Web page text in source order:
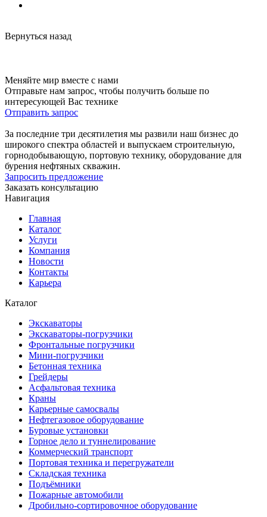
Вернуться назад
Меняйте мир вместе с нами
Отправьте нам запрос, чтобы получить больше по
интересующей Вас технике
Отправить запрос
За последние три десятилетия мы развили наш бизнес до
широкого спектра областей и выпускаем строительную,
горнодобывающую, портовую технику, оборудование для
бурения нефтяных скважин.
Запросить предложение
Заказать консультацию
Навигация
Главная
Каталог
Услуги
Компания
Новости
Контакты
Карьера
Каталог
Экскаваторы
Экскаваторы-погрузчики
Фронтальные погрузчики
Мини-погрузчики
Бетонная техника
Грейдеры
Асфальтовая техника
Краны
Карьерные самосвалы
Нефтегазовое оборудование
Буровые установки
Горное дело и туннелирование
Коммерческий транспорт
Портовая техника и перегружатели
Складская техника
Подъёмники
Пожарные автомобили
Дробильно-сортировочное оборудование